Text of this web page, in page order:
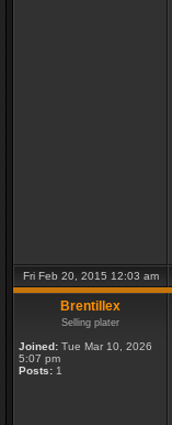
Fri Feb 20, 2015 12:03 am
Brentillex
Selling plater
Joined: Tue Mar 10, 2026
5:07 pm
Posts: 1